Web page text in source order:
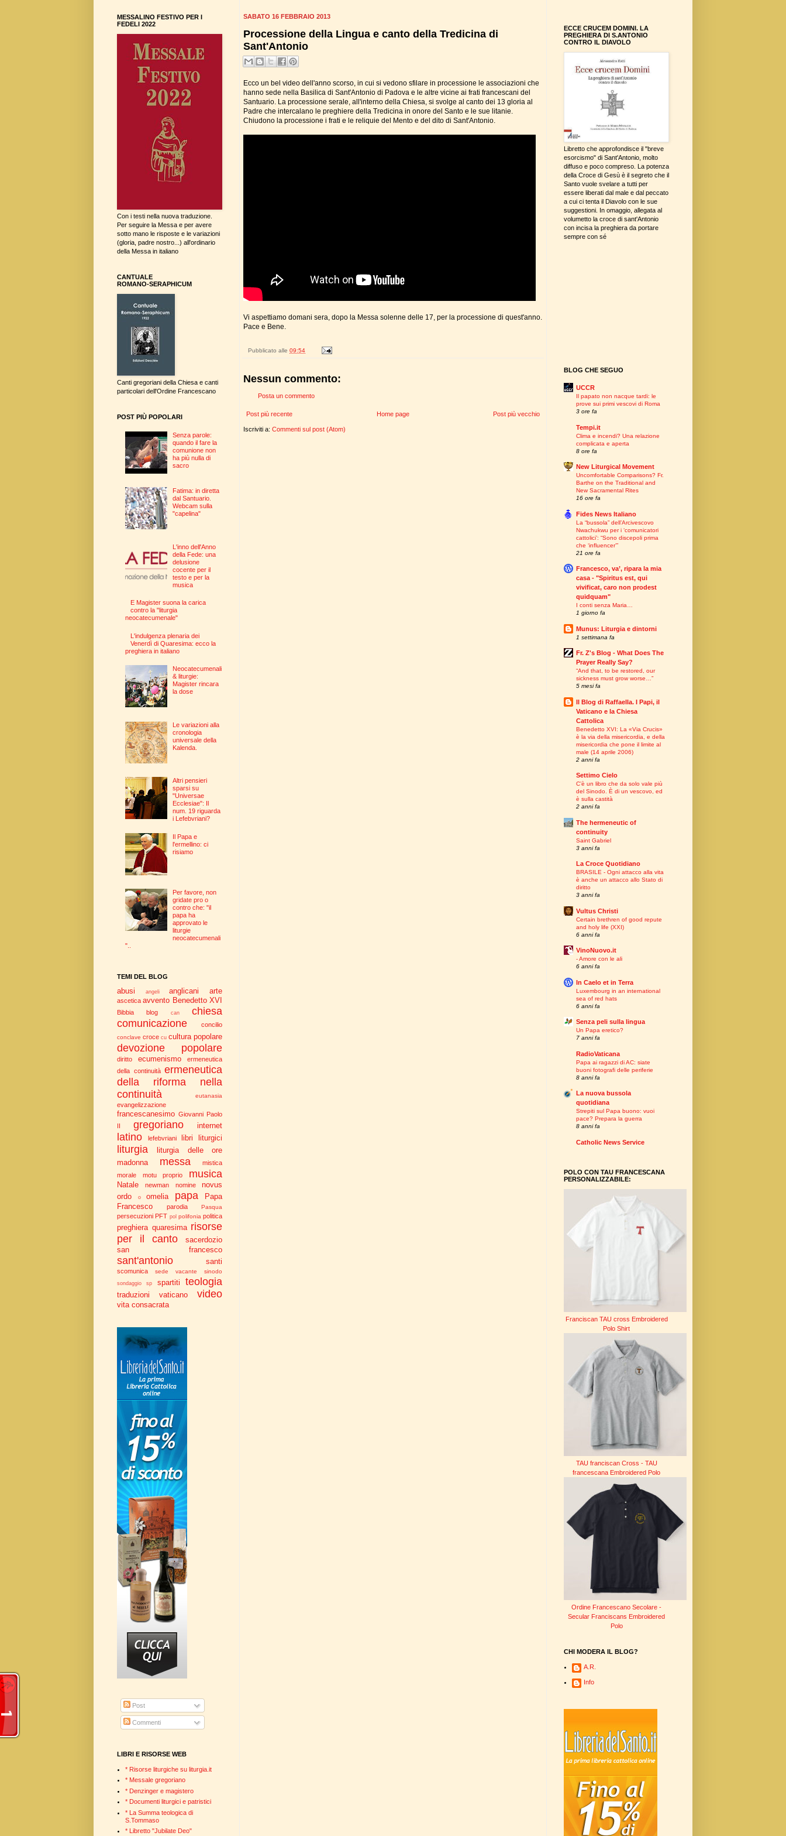
SABATO 16 FEBBRAIO 2013
Processione della Lingua e canto della Tredicina di
Sant'Antonio
Ecco un bel video dell'anno scorso, in cui si vedono sfilare in processione le associazioni che
hanno sede nella Basilica di Sant'Antonio di Padova e le altre vicine ai frati francescani del
Santuario. La processione serale, all'interno della Chiesa, si svolge al canto dei 13 gloria al
Padre che intercalano le preghiere della Tredicina in onore del Santo e le sue litanie.
Chiudono la processione i frati e le reliquie del Mento e del dito di Sant'Antonio.
Vi aspettiamo domani sera, dopo la Messa solenne delle 17, per la processione di quest'anno.
Pace e Bene.
Pubblicato alle 09:54
Nessun commento:
Posta un commento
Post più recente Post più vecchio
Home page
Iscriviti a: Commenti sul post (Atom)
MESSALINO FESTIVO PER I
FEDELI 2022
Con i testi nella nuova traduzione.
Per seguire la Messa e per avere
sotto mano le risposte e le variazioni
(gloria, padre nostro...) all'ordinario
della Messa in italiano
CANTUALE
ROMANO-SERAPHICUM
Canti gregoriani della Chiesa e canti
particolari dell'Ordine Francescano
POST PIÙ POPOLARI
Senza parole:
quando il fare la
comunione non
ha più nulla di
sacro
Fatima: in diretta
dal Santuario.
Webcam sulla
"capelina"
L'inno dell'Anno
della Fede: una
delusione
cocente per il
testo e per la
musica
E Magister suona la carica
contro la "liturgia
neocatecumenale"
L'indulgenza plenaria dei
Venerdì di Quaresima: ecco la
preghiera in italiano
Neocatecumenali
& liturgie:
Magister rincara
la dose
Le variazioni alla
cronologia
universale della
Kalenda.
Altri pensieri
sparsi su
"Universae
Ecclesiae": Il
num. 19 riguarda
i Lefebvriani?
Il Papa e
l'ermellino: ci
risiamo
Per favore, non
gridate pro o
contro che: "il
papa ha
approvato le
liturgie
neocatecumenali
"..
TEMI DEL BLOG
abusi angeli anglicani arte
ascetica avvento Benedetto XVI
Bibbia blog can
chiesa
comunicazione
concilio
conclave croce cu cultura popolare
devozione popolare
diritto ecumenismo
ermeneutica
della continuità ermeneutica
della riforma nella
continuità
eutanasia
evangelizzazione
francescanesimo Giovanni Paolo
II
gregoriano internet
latino lefebvriani libri liturgici
liturgia
liturgia delle ore
madonna
messa
mistica
morale
motu proprio musica
Natale newman nomine
novus
ordo
o omelia papa
Papa
Francesco
parodia Pasqua
persecuzioni PFT pol polifonia politica
preghiera quaresima risorse
per il canto
sacerdozio
san francesco
sant'antonio santi
scomunica sede vacante sinodo
sondaggio sp spartiti teologia
traduzioni vaticano video
vita consacrata
Post
Commenti
LIBRI E RISORSE WEB
* Risorse liturgiche su liturgia.it
* Messale gregoriano
* Denzinger e magistero
* Documenti liturgici e patristici
* La Summa teologica di
S.Tommaso
* Libretto "Jubilate Deo"
ECCE CRUCEM DOMINI. LA
PREGHIERA DI S.ANTONIO
CONTRO IL DIAVOLO
Libretto che approfondisce il "breve
esorcismo" di Sant'Antonio, molto
diffuso e poco compreso. La potenza
della Croce di Gesù è il segreto che il
Santo vuole svelare a tutti per
essere liberati dal male e dal peccato
a cui ci tenta il Diavolo con le sue
suggestioni. In omaggio, allegata al
volumetto la croce di sant'Antonio
con incisa la preghiera da portare
sempre con sé
BLOG CHE SEGUO
UCCR
Il papato non nacque tardi: le
prove sui primi vescovi di Roma
3 ore fa
Tempi.it
Clima e incendi? Una relazione
complicata e aperta
8 ore fa
New Liturgical Movement
Uncomfortable Comparisons? Fr.
Barthe on the Traditional and
New Sacramental Rites
16 ore fa
Fides News Italiano
La “bussola” dell’Arcivescovo
Nwachukwu per i ‘comunicatori
cattolici’: “Sono discepoli prima
che ‘influencer’”
21 ore fa
Francesco, va’, ripara la mia
casa - "Spiritus est, qui
vivificat, caro non prodest
quidquam"
I conti senza Maria…
1 giorno fa
Munus: Liturgia e dintorni
1 settimana fa
Fr. Z's Blog - What Does The
Prayer Really Say?
“And that, to be restored, our
sickness must grow worse…”
5 mesi fa
Il Blog di Raffaella. I Papi, il
Vaticano e la Chiesa
Cattolica
Benedetto XVI: La «Via Crucis»
è la via della misericordia, e della
misericordia che pone il limite al
male (14 aprile 2006)
2 anni fa
Settimo Cielo
C’è un libro che da solo vale più
del Sinodo. È di un vescovo, ed
è sulla castità
2 anni fa
The hermeneutic of
continuity
Saint Gabriel
3 anni fa
La Croce Quotidiano
BRASILE - Ogni attacco alla vita
è anche un attacco allo Stato di
diritto
3 anni fa
Vultus Christi
Certain brethren of good repute
and holy life (XXI)
6 anni fa
VinoNuovo.it
- Amore con le ali
6 anni fa
In Caelo et in Terra
Luxembourg in an international
sea of red hats
6 anni fa
Senza peli sulla lingua
Un Papa eretico?
7 anni fa
RadioVaticana
Papa ai ragazzi di AC: siate
buoni fotografi delle periferie
8 anni fa
La nuova bussola
quotidiana
Strepiti sul Papa buono: vuoi
pace? Prepara la guerra
8 anni fa
Catholic News Service
POLO CON TAU FRANCESCANA
PERSONALIZZABILE:
Franciscan TAU cross Embroidered
Polo Shirt
TAU franciscan Cross - TAU
francescana Embroidered Polo
Ordine Francescano Secolare -
Secular Franciscans Embroidered
Polo
CHI MODERA IL BLOG?
A.R.
Info